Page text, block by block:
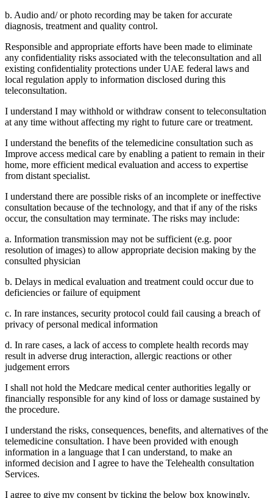
b. Audio and/ or photo recording may be taken for accurate
diagnosis, treatment and quality control.
Responsible and appropriate efforts have been made to eliminate
any confidentiality risks associated with the teleconsultation and all
existing confidentiality protections under UAE federal laws and
local regulation apply to information disclosed during this
teleconsultation.
I understand I may withhold or withdraw consent to teleconsultation
at any time without affecting my right to future care or treatment.
I understand the benefits of the telemedicine consultation such as
Improve access medical care by enabling a patient to remain in their
home, more efficient medical evaluation and access to expertise
from distant specialist.
I understand there are possible risks of an incomplete or ineffective
consultation because of the technology, and that if any of the risks
occur, the consultation may terminate. The risks may include:
a. Information transmission may not be sufficient (e.g. poor
resolution of images) to allow appropriate decision making by the
consulted physician
b. Delays in medical evaluation and treatment could occur due to
deficiencies or failure of equipment
c. In rare instances, security protocol could fail causing a breach of
privacy of personal medical information
d. In rare cases, a lack of access to complete health records may
result in adverse drug interaction, allergic reactions or other
judgement errors
I shall not hold the Medcare medical center authorities legally or
financially responsible for any kind of loss or damage sustained by
the procedure.
I understand the risks, consequences, benefits, and alternatives of the
telemedicine consultation. I have been provided with enough
information in a language that I can understand, to make an
informed decision and I agree to have the Telehealth consultation
Services.
I agree to give my consent by ticking the below box knowingly,